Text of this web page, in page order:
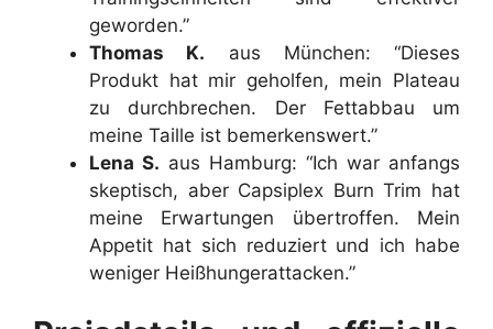
geworden.”
Thomas K. aus München: “Dieses
Produkt hat mir geholfen, mein Plateau
zu durchbrechen. Der Fettabbau um
meine Taille ist bemerkenswert.”
Lena S. aus Hamburg: “Ich war anfangs
skeptisch, aber Capsiplex Burn Trim hat
meine Erwartungen übertroffen. Mein
Appetit hat sich reduziert und ich habe
weniger Heißhungerattacken.”